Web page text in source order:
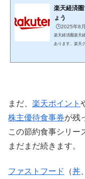
楽天経済
ょう
🕒️2025年8
楽天経済圏楽天
あります。楽天
まだ、 楽天ポイント
株主優待食事券が残
この節約食事シリー
まだまだ続きます。
ファストフード （丼